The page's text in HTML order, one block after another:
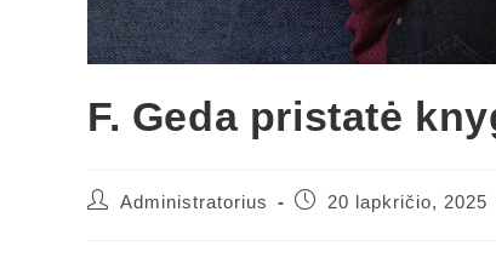
F. Geda pristatė
Administratorius 20 lapkričio, 2025